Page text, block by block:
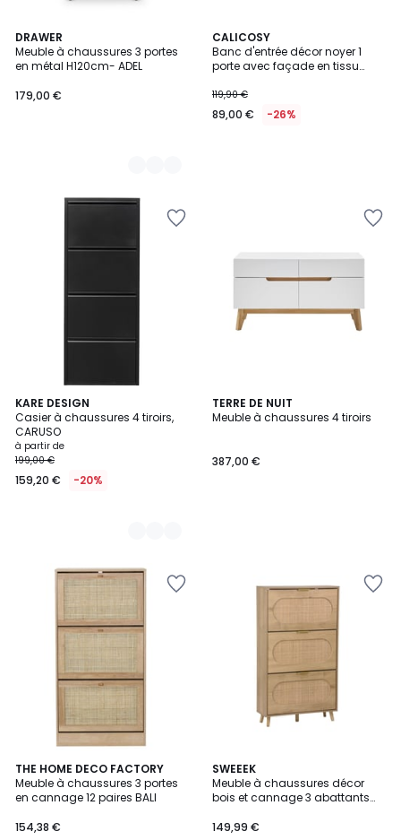
DRAWER
Meuble à chaussures 3 portes
en métal H120cm- ADEL
179,00 €
2
Couleurs
CALICOSY
Banc d'entrée décor noyer 1
porte avec façade en tissu
119,90 €
89,00 € -26%
KARE DESIGN
Casier à chaussures 4 tiroirs,
CARUSO
à partir de
199,00 €
159,20 € -20%
4
Couleurs
TERRE DE NUIT
Meuble à chaussures 4 tiroirs
387,00 €
THE HOME DECO FACTORY
Meuble à chaussures 3 portes
en cannage 12 paires BALI
154,38 €
SWEEEK
Meuble à chaussures décor
bois et cannage 3 abattants
149,99 €
3
/
5